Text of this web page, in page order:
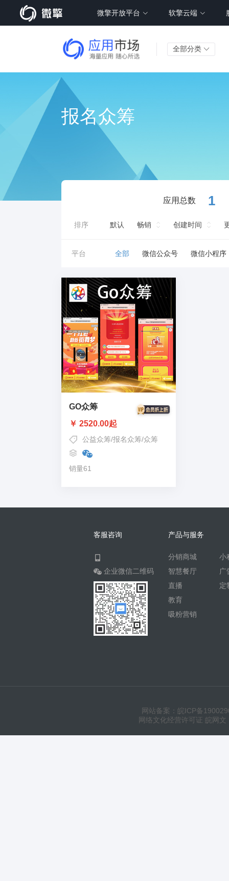
微擎开放平台 软擎云端
全部分类
报名众筹
应用总数 1
排序 默认 畅销 创建时间
平台 全部 微信公众号 微信小程序
GO众筹
￥ 2520.00起
公益众筹/报名众筹/众筹
销量61
客服咨询
企业微信二维码
产品与服务
分销商城
智慧餐厅
直播
教育
吸粉营销
小
广
定
网站备案：皖ICP备
网络文化经营许可证 皖网